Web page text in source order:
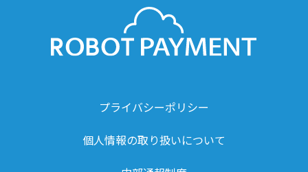
プライバシーポリシー
個人情報の取り扱いについて